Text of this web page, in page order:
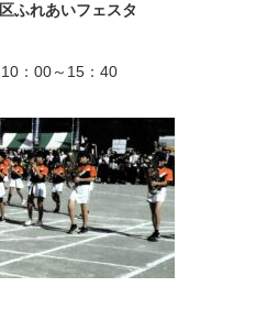
ふれあいフェスタ
：00～15：40